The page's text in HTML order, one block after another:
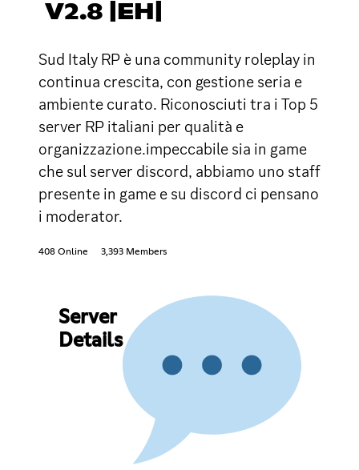
V2.8 |EH|
Sud Italy RP è una community roleplay in
continua crescita, con gestione seria e
ambiente curato. Riconosciuti tra i Top 5
server RP italiani per qualità e
organizzazione.impeccabile sia in game
che sul server discord, abbiamo uno staff
presente in game e su discord ci pensano
i moderator.
408 Online 3,393 Members
Server
Details